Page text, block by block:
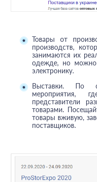
Товары от
производств,
занимаются их
одежде, но
электронику.
Выставки. По
мероприятия,
представители
товарами.
товары вживую,
поставщиков.